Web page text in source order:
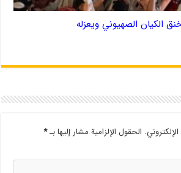
الحقول الإلزامية مشار إليها بـ*